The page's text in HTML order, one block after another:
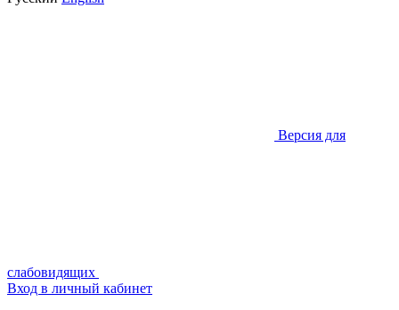
Версия для
слабовидящих
Вход в личный кабинет